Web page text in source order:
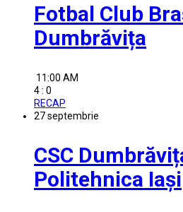
Fotbal Club
Dumbrăvița
11:00 AM
4 : 0
RECAP
27septembrie
CSC
Politehnica Iaşi